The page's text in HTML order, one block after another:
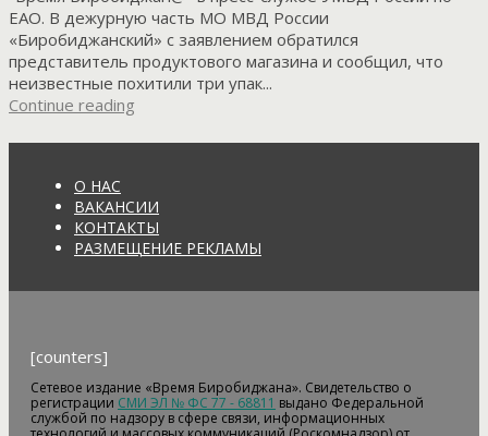
ЕАО. В дежурную часть МО МВД России
«Биробиджанский» с заявлением обратился
представитель продуктового магазина и сообщил, что
неизвестные похитили три упак...
Continue reading
О НАС
ВАКАНСИИ
КОНТАКТЫ
РАЗМЕЩЕНИЕ РЕКЛАМЫ
[counters]
Сетевое издание «Время Биробиджана». Свидетельство о
регистрации СМИ ЭЛ № ФС 77 - 68811 выдано Федеральной
службой по надзору в сфере связи, информационных